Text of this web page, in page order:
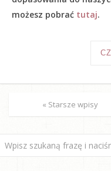
możesz pobrać tutaj.
« Starsze wpisy